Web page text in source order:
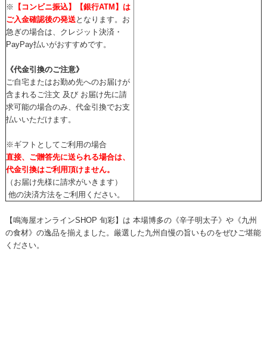
※
【コンビニ振込】【銀行ATM】は
ご入金確認後の発送となります。お
急ぎの場合は、クレジット決済・
PayPay払いがおすすめです。
《代金引換のご注意》
ご自宅またはお勤め先へのお届けが
含まれるご注文 及び お届け先に請
求可能の場合のみ、代金引換でお支
払いいただけます。
※ギフトとしてご利用の場合
直接、ご贈答先に送られる場合は、
代金引換はご利用頂けません。
（お届け先様に請求がいきます）
他の決済方法をご利用ください。
【鳴海屋オンラインSHOP 旬彩】は 本場博多の《辛子明太子》や《九州
の食材》の逸品を揃えました。厳選した九州自慢の旨いものをぜひご堪能
ください。